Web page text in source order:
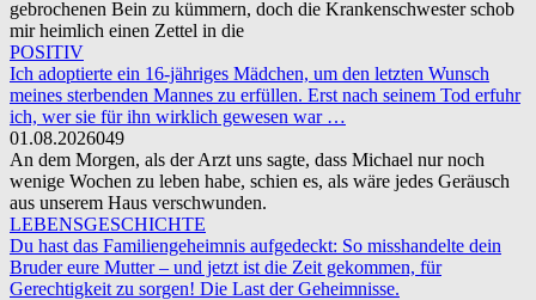
gebrochenen Bein zu kümmern, doch die Krankenschwester schob
mir heimlich einen Zettel in die
POSITIV
Ich adoptierte ein 16-jähriges Mädchen, um den letzten Wunsch
meines sterbenden Mannes zu erfüllen. Erst nach seinem Tod erfuhr
ich, wer sie für ihn wirklich gewesen war …
01.08.2026049
An dem Morgen, als der Arzt uns sagte, dass Michael nur noch
wenige Wochen zu leben habe, schien es, als wäre jedes Geräusch
aus unserem Haus verschwunden.
LEBENSGESCHICHTE
Du hast das Familiengeheimnis aufgedeckt: So misshandelte dein
Bruder eure Mutter – und jetzt ist die Zeit gekommen, für
Gerechtigkeit zu sorgen! Die Last der Geheimnisse.